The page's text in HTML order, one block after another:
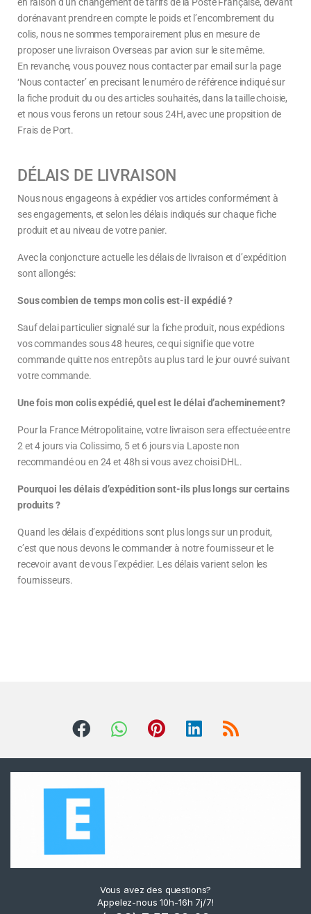
dorénavant prendre en compte le poids et l’encombrement du
colis, nous ne sommes temporairement plus en mesure de
proposer une livraison Overseas par avion sur le site même.
En revanche, vous pouvez nous contacter par email sur la page
‘Nous contacter’ en precisant le numéro de référence indiqué sur
la fiche produit du ou des articles souhaités, dans la taille choisie,
et nous vous ferons un retour sous 24H, avec une propsition de
Frais de Port.
DÉLAIS DE LIVRAISON
Nous nous engageons à expédier vos articles conformément à
ses engagements, et selon les délais indiqués sur chaque fiche
produit et au niveau de votre panier.
Avec la conjoncture actuelle les délais de livraison et d’expédition
sont allongés:
Sous combien de temps mon colis est-il expédié ?
Sauf delai particulier signalé sur la fiche produit, nous expédions
vos commandes sous 48 heures, ce qui signifie que votre
commande quitte nos entrepôts au plus tard le jour ouvré suivant
votre commande.
Une fois mon colis expédié, quel est le délai d’acheminement?
Pour la France Métropolitaine, votre livraison sera effectuée entre
2 et 4 jours via Colissimo, 5 et 6 jours via Laposte non
recommandé ou en 24 et 48h si vous avez choisi DHL.
Pourquoi les délais d’expédition sont-ils plus longs sur certains
produits ?
Quand les délais d’expéditions sont plus longs sur un produit,
c’est que nous devons le commander à notre fournisseur et le
recevoir avant de vous l’expédier. Les délais varient selon les
fournisseurs.
Vous avez des questions?
Appelez-nous 10h-16h 7j/7!